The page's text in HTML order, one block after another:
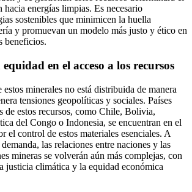
energías limpias. Es necesario
sostenibles que minimicen la huella
y promuevan un modelo más justo y ético en
beneficios.
en el acceso a los recursos
minerales no está distribuida de manera
tensiones geopolíticas y sociales. Países
de estos recursos, como Chile, Bolivia,
del Congo o Indonesia, se encuentran en el
el control de estos materiales esenciales. A
las relaciones entre naciones y las
mineras se volverán aún más complejas, con
justicia climática y la equidad económica